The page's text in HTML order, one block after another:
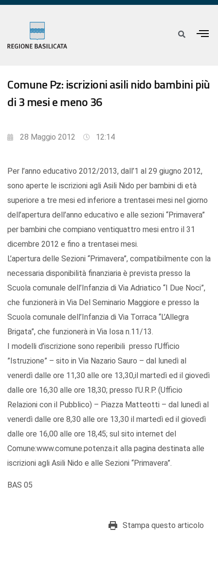
Comune Pz: iscrizioni asili nido bambini più
di 3 mesi e meno 36
28 Maggio 2012 12:14
Per l’anno educativo 2012/2013, dall’1 al 29 giugno 2012,
sono aperte le iscrizioni agli Asili Nido per bambini di età
superiore a tre mesi ed inferiore a trentasei mesi nel giorno
dell’apertura dell’anno educativo e alle sezioni “Primavera”
per bambini che compiano ventiquattro mesi entro il 31
dicembre 2012 e fino a trentasei mesi.
L’apertura delle Sezioni “Primavera”, compatibilmente con la
necessaria disponibilità finanziaria è prevista presso la
Scuola comunale dell’Infanzia di Via Adriatico “I Due Noci”,
che funzionerà in Via Del Seminario Maggiore e presso la
Scuola comunale dell’Infanzia di Via Torraca “L’Allegra
Brigata”, che funzionerà in Via Iosa n.11/13.
I modelli d’iscrizione sono reperibili presso l’Ufficio
”Istruzione” – sito in Via Nazario Sauro – dal lunedì al
venerdì dalle ore 11,30 alle ore 13,30,il martedì ed il giovedì
dalle ore 16,30 alle ore 18,30; presso l’U.R.P. (Ufficio
Relazioni con il Pubblico) – Piazza Matteotti – dal lunedì al
venerdì dalle ore 8,30 alle ore 13,30 il martedì ed il giovedì
dalle ore 16,00 alle ore 18,45; sul sito internet del
Comune:www.comune.potenza.it alla pagina destinata alle
iscrizioni agli Asili Nido e alle Sezioni “Primavera”.
BAS 05
Stampa questo articolo